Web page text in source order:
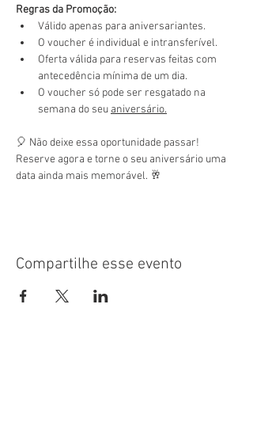
Regras da Promoção:
Válido apenas para aniversariantes.
O voucher é individual e intransferível.
Oferta válida para reservas feitas com
antecedência mínima de um dia.
O voucher só pode ser resgatado na
semana do seu aniversário.
🎈 Não deixe essa oportunidade passar!
Reserve agora e torne o seu aniversário uma
data ainda mais memorável. 🥂
Compartilhe esse evento